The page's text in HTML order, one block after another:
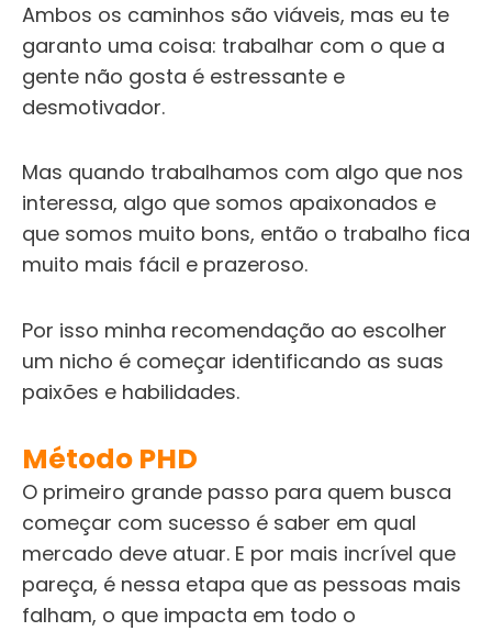
Ambos os caminhos são viáveis, mas eu te
garanto uma coisa: trabalhar com o que a
gente não gosta é estressante e
desmotivador.
Mas quando trabalhamos com algo que nos
interessa, algo que somos apaixonados e
que somos muito bons, então o trabalho fica
muito mais fácil e prazeroso.
Por isso minha recomendação ao escolher
um nicho é começar identificando as suas
paixões e habilidades.
Método PHD
O primeiro grande passo para quem busca
começar com sucesso é saber em qual
mercado deve atuar. E por mais incrível que
pareça, é nessa etapa que as pessoas mais
falham, o que impacta em todo o